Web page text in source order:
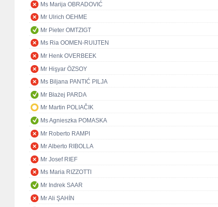
Ms Marija OBRADOVIĆ
Mr Ulrich OEHME
Mr Pieter OMTZIGT
Ms Ria OOMEN-RUIJTEN
Mr Henk OVERBEEK
Mr Hişyar ÖZSOY
Ms Biljana PANTIĆ PILJA
Mr Błażej PARDA
Mr Martin POLIAČIK
Ms Agnieszka POMASKA
Mr Roberto RAMPI
Mr Alberto RIBOLLA
Mr Josef RIEF
Ms Maria RIZZOTTI
Mr Indrek SAAR
Mr Ali ŞAHİN